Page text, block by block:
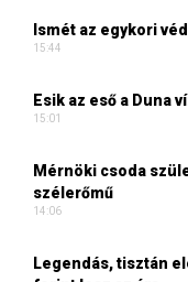
Ismét az egykori
15:44
Esik az eső a Duna
15:01
Mérnöki csoda
szélerőmű
14:06
Legendás, tisztán